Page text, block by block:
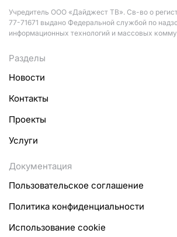
Учредитель ООО «Дайджест ТВ». Св-во о
77-71671 выдано Федеральной службой по
информационных технологий и массовых
Разделы
Новости
Контакты
Проекты
Услуги
Документация
Пользовательское соглашение
Политика конфиденциальности
Использование cookie